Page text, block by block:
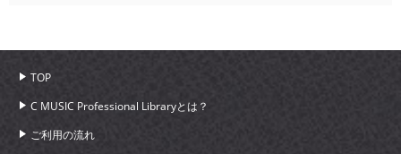
TOP
C MUSIC Professional Libraryとは？
ご利用の流れ